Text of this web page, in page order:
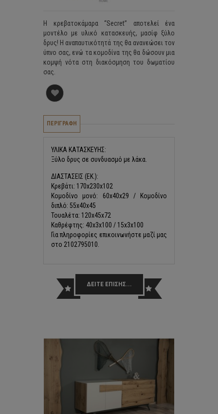
Η κρεβατοκάμαρα “Secret” αποτελεί ένα
μοντέλο με υλικό κατασκευής, μασίφ ξύλο
δρυς! Η αναπαυτικότητά της θα ανανεώσει τον
ύπνο σας, ενώ τα κομοδίνα της θα δώσουν μια
κομψή νότα στη διακόσμηση του δωματίου
σας.
ΠΕΡΙΓΡΑΦΗ
ΥΛΙΚΑ ΚΑΤΑΣΚΕΥΗΣ:
Ξύλο δρυς σε συνδυασμό με λάκα.
ΔΙΑΣΤΑΣΕΙΣ (ΕΚ.):
Κρεβάτι: 170x230x102
Κομοδίνο μονό: 60x40x29 / Κομοδίνο
διπλό: 55x40x45
Τουαλέτα: 120x45x72
Καθρέφτης: 40x3x100 / 15x3x100
Για πληροφορίες επικοινωνήστε μαζί μας
στο 2102795010.
ΔΕΙΤΕ ΕΠΙΣΗΣ...